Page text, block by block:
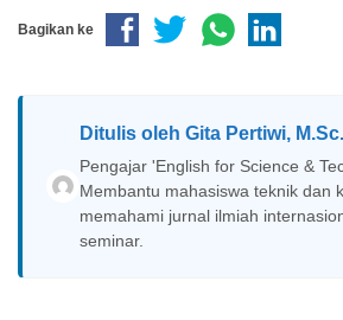
Bagikan ke
Ditulis olehGita Pertiwi, M.Sc.
Pengajar 'English for Science &
Membantu mahasiswa teknik dan
memahami jurnal ilmiah
seminar.